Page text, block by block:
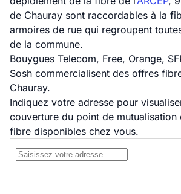
de Chauray sont raccordables à la
armoires de rue qui regroupent
de la commune.
Bouygues Telecom, Free, Orange,
Sosh commercialisent des offres
Chauray.
Indiquez votre adresse pour
couverture du point de
fibre disponibles chez vous.